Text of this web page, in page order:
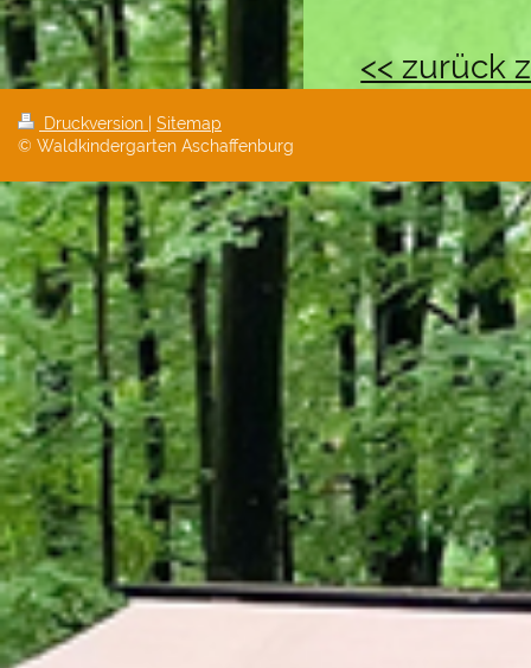
<< zurück
Druckversion | Sitemap
© Waldkindergarten Aschaffenburg